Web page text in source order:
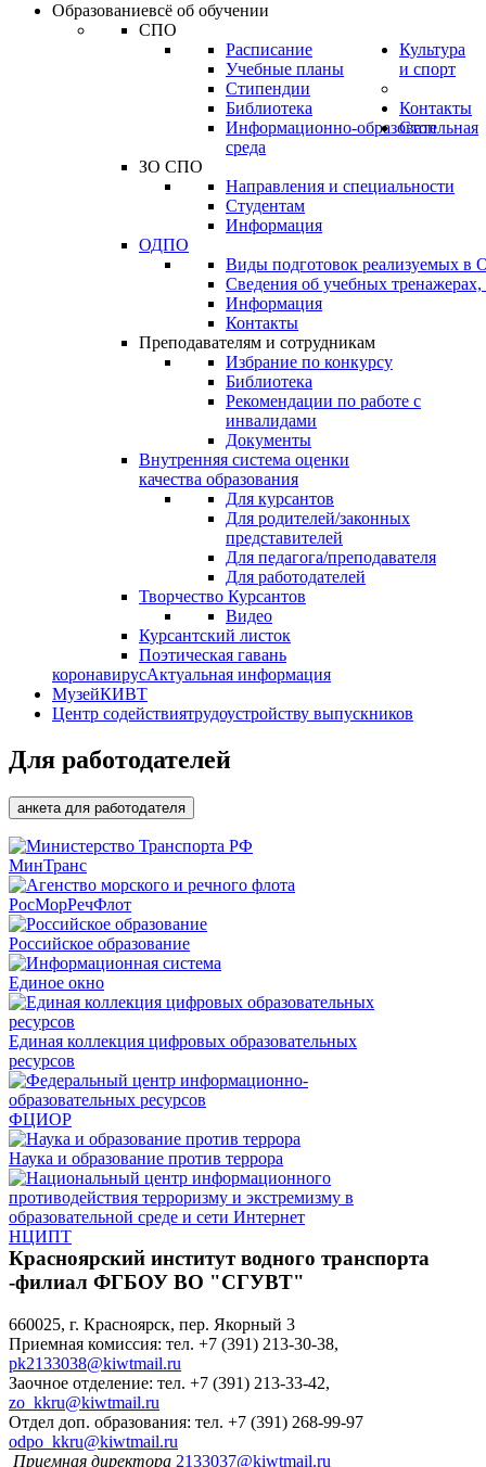
Образованиевсё об обучении
СПО
Расписание
Учебные планы
Стипендии
Библиотека
Информационно-образовательная
среда
ЗО СПО
Направления и специальности
Студентам
Информация
ОДПО
Виды подготовок реализуемых
Сведения об учебных тренажерах,
Информация
Контакты
Преподавателям и сотрудникам
Избрание по конкурсу
Библиотека
Рекомендации по работе с
инвалидами
Документы
Внутренняя система оценки
качества образования
Для курсантов
Для родителей/законных
представителей
Для педагога/преподавателя
Для работодателей
Культура
и спорт
Творчество Курсантов
Видео
Курсантский листок
Поэтическая гавань
Контакты
Стоп
коронавирусАктуальная информация
МузейКИВТ
Центр содействиятрудоустройству выпускников
Для работодателей
анкета для работодателя
МинТранс
РосМорРечФлот
Российское образование
Единое окно
Единая коллекция цифровых образовательных
ресурсов
ФЦИОР
Наука и образование против террора
НЦИПТ
Красноярский институт водного транспорта
-филиал ФГБОУ ВО "СГУВТ"
660025, г. Красноярск, пер. Якорный 3
Приемная комиссия: тел. +7 (391) 213-30-38,
pk2133038@kiwtmail.ru
Заочное отделение: тел. +7 (391) 213-33-42,
zo_kkru@kiwtmail.ru
Отдел доп. образования: тел. +7 (391) 268-99-97
odpo_kkru@kiwtmail.ru
Приемная директора 2133037@kiwtmail.ru